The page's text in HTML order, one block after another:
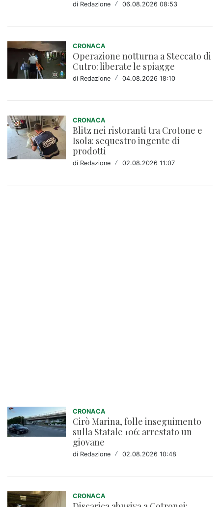
di Redazione / 06.08.2026 08:53
CRONACA
Operazione notturna a Steccato di
Cutro: liberate le spiagge
di Redazione / 04.08.2026 18:10
CRONACA
Blitz nei ristoranti tra Crotone e
Isola: sequestro ingente di
prodotti
di Redazione / 02.08.2026 11:07
CRONACA
Cirò Marina, folle inseguimento
sulla Statale 106: arrestato un
giovane
di Redazione / 02.08.2026 10:48
CRONACA